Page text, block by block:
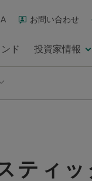
お問い合わせ
ド 投資家情報
ティッ